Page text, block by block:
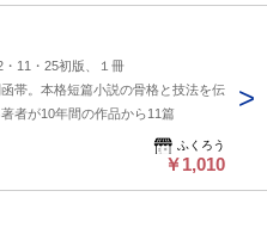
11・25初版、１冊
帯。本格短篇小説の骨格と技法を伝
者が10年間の作品から11篇
ふくろう
￥1,010